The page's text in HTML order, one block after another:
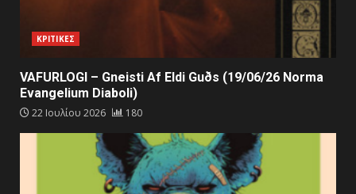
ΚΡΙΤΙΚΕΣ
VAFURLOGI – Gneisti Af Eldi Guðs (19/06/26 Norma
Evangelium Diaboli)
22 Ιουλίου 2026 180